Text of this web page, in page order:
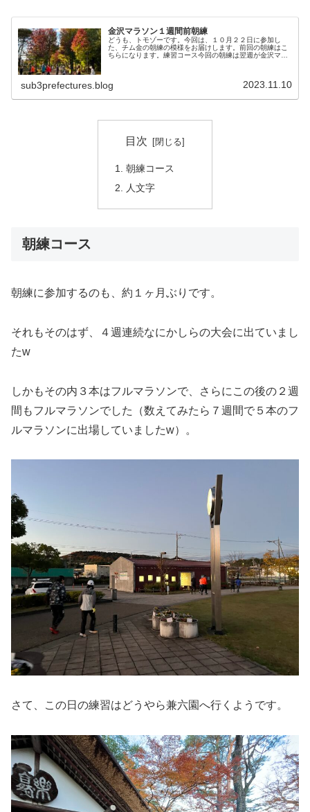
金沢マラソン１週間前朝練
どうも、トモゾーです。今回は、１０月２２日に参加し
た、チム金の朝練の模様をお届けします。前回の朝練はこ
ちらになります。練習コース今回の朝練は翌週が金沢マラ
sub3prefectures.blog 2023.11.10
目次
朝練コース
人文字
朝練コース
朝練に参加するのも、約１ヶ月ぶりです。
それもそのはず、４週連続なにかしらの大会に出ていまし
たw
しかもその内３本はフルマラソンで、さらにこの後の２週
間もフルマラソンでした（数えてみたら７週間で５本のフ
ルマラソンに出場していましたw）。
さて、この日の練習はどうやら兼六園へ行くようです。